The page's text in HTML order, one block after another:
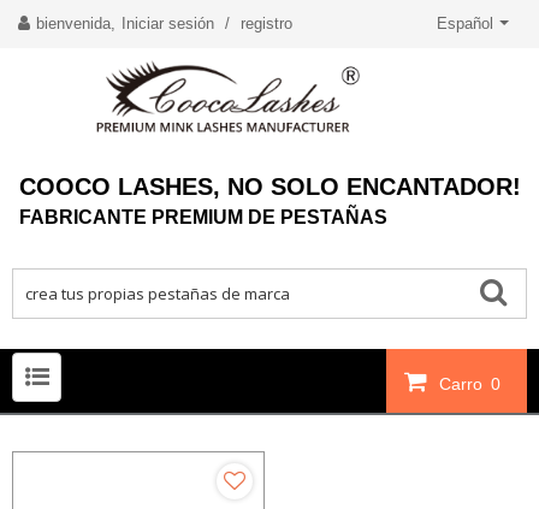
bienvenida, Iniciar sesión / registro Español
COOCO LASHES, NO SOLO ENCANTADOR!
FABRICANTE PREMIUM DE PESTAÑAS
Carro 0